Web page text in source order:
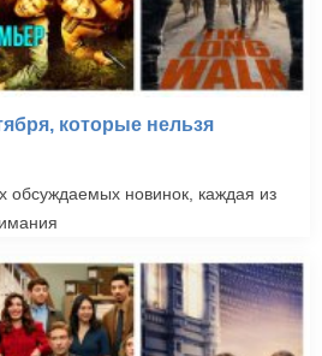
которые нельзя
новинок, каждая из